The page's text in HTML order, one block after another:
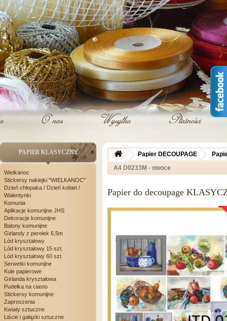
PAPIER KLASYCZNY
Wielkanoc
Stickersy naklejki "WIELKANOC"
Dzień chłopaka / Dzień kobiet /
Walentynki
Komunia
Aplikacje komunijne JHS
Dekoracje komunijne
Balony komunijne
Girlandy z perełek 6,5m
Lód kryształowy
Lód kryształowy 15 szt.
Lód kryształowy 60 szt.
Serwetki komunijne
Kule papierowe
Girlanda kryształowa
Pudełka na ciasto
Stickersy komunijne
Zaproszenia
Kwiaty sztuczne
Liście i gałązki sztuczne
Papier DECOUPAGE
A4 D0233M - owoce
Papier do decoupage